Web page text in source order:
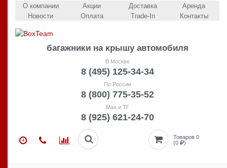
О компании
Новости
Акции
Оплата
Доставка
Trade-In
Аренда
Контакты
багажники на крышу автомобиля
В Москве
8 (495) 125-34-34
По России
8 (800) 775-35-52
Max и ТГ
8 (925) 621-24-70
Товаров 0
(0
)